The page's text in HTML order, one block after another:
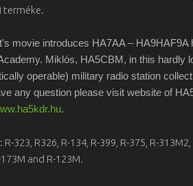
terméke.
movie introduces HA7AA –
Miklós, HA5CBM, in this hardly
operable) military radio station
any question please visit website of
.
323, R326, R-134, R-399, R-375, R-
173M and R-123M.